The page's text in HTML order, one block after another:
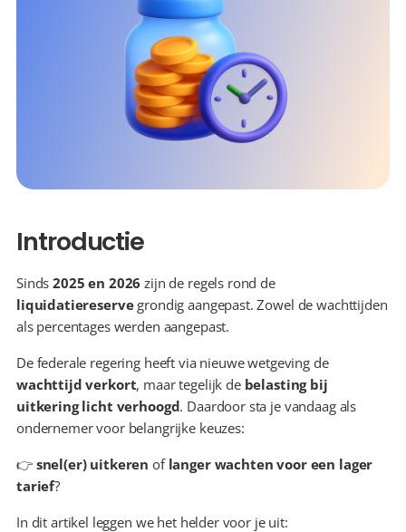
Introductie
Sinds 2025 en 2026
zijn de regels rond de
liquidatiereserve grondig aangepast. Zowel de wachttijden
als percentages werden aangepast.
De federale regering heeft via nieuwe wetgeving de
wachttijd verkort, maar tegelijk de belasting bij
uitkering licht verhoogd. Daardoor sta je vandaag als
ondernemer voor belangrijke keuzes:
👉 snel(er) uitkeren of langer wachten voor een lager
tarief?
In dit artikel leggen we het helder voor je uit: